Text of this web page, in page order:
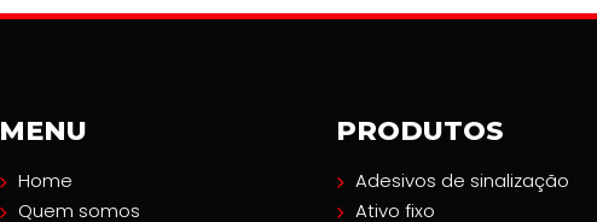
MENU
Home
Quem somos
PRODUTOS
Adesivos de sinalização
Ativo fixo